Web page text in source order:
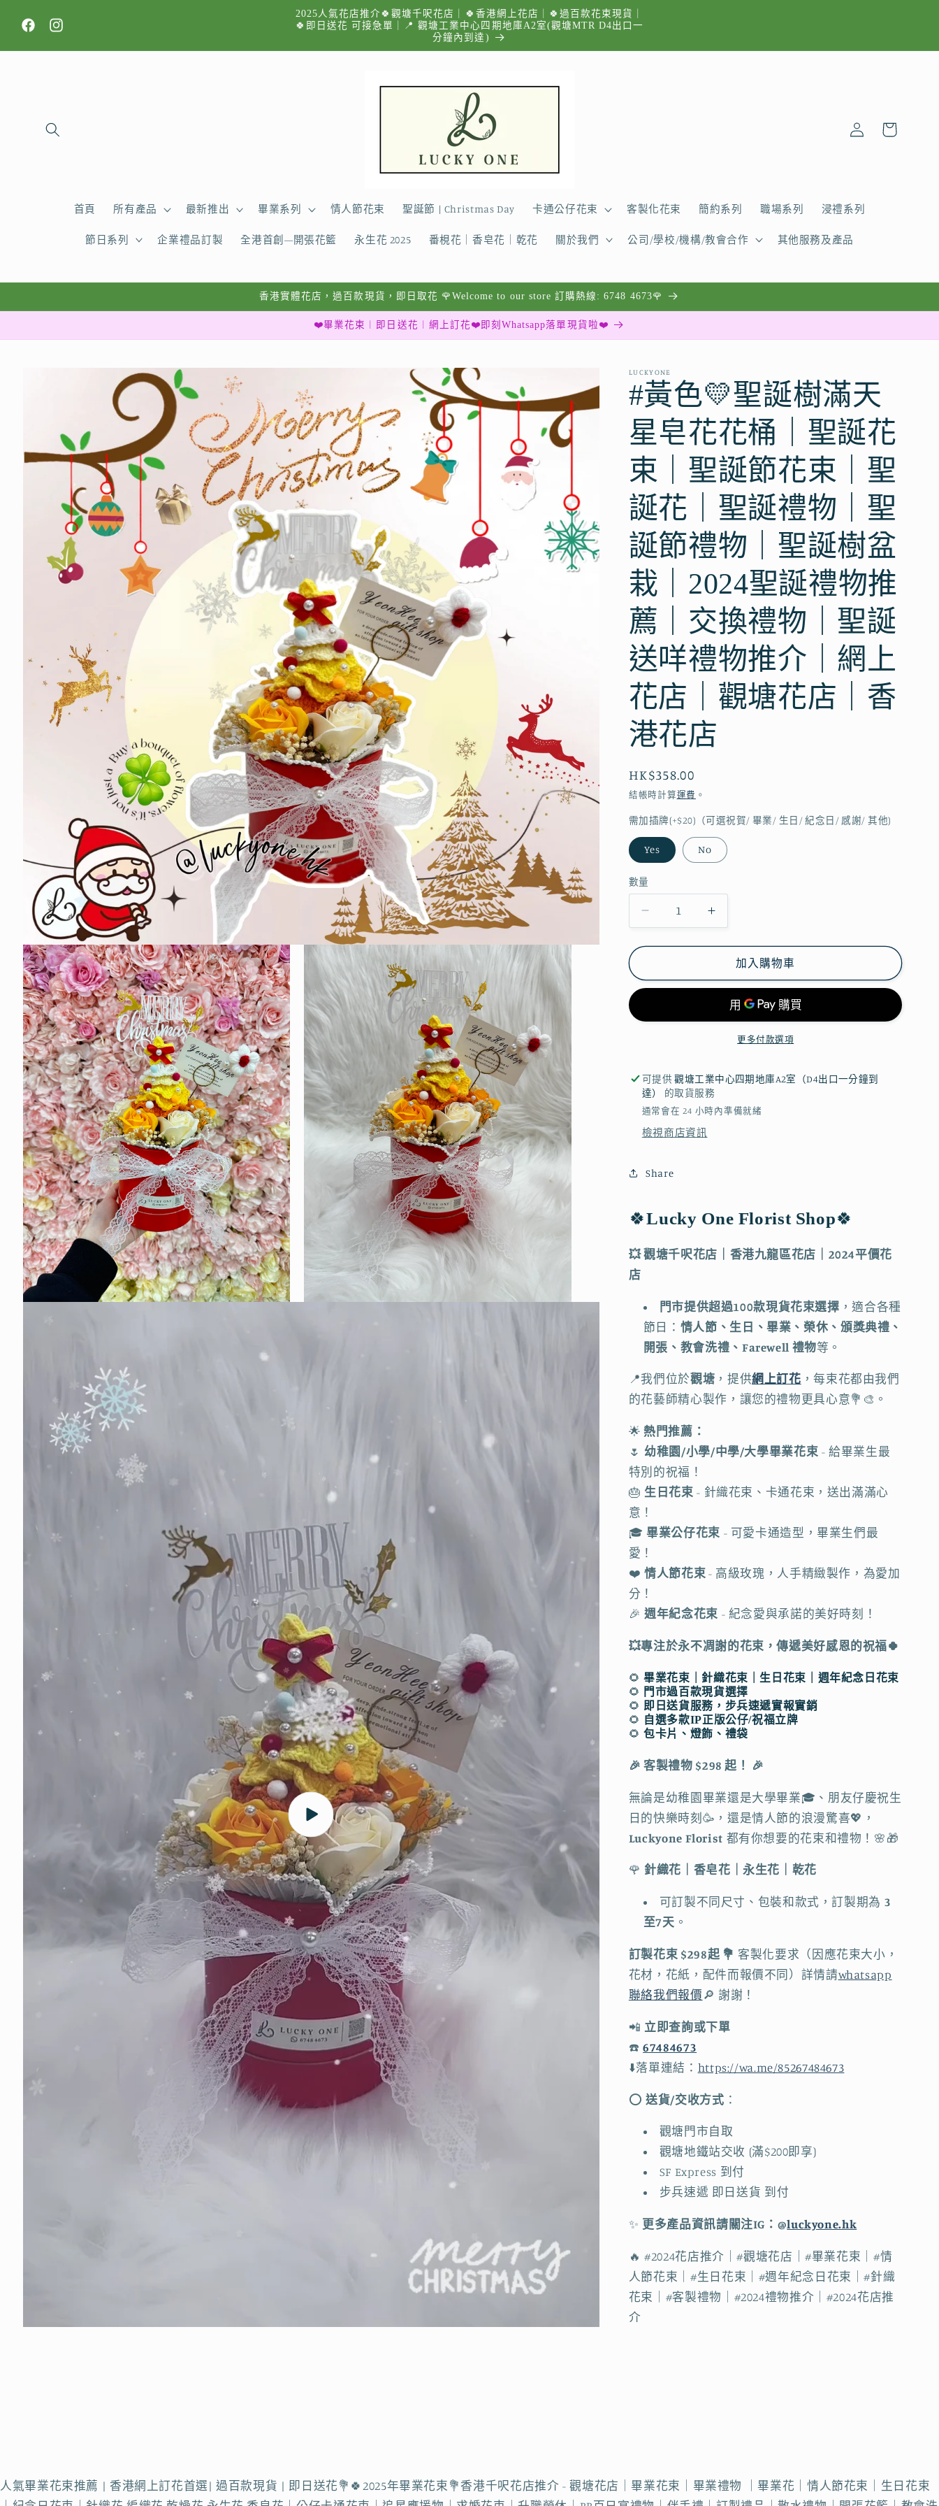
容
FacebookInstagram
2025人氣花店推介🍀觀塘千呎花店｜🍀香港網上花店｜🍀過百款花束現貨｜
🍀即日送花 可接急單｜📍 觀塘工業中心四期地庫A2室(觀塘MTR D4出口一
分鐘內到達)
首頁 所有產品 最新推出 畢業系列 情人節花束 聖誕節 | Christmas Day 卡通公仔花束 客製化花束 簡約系列 職場系列 浸禮系列
節日系列 企業禮品訂製 全港首創—開張花籃 永生花 2025 番梘花｜香皂花｜乾花 關於我們 公司/學校/機構/教會合作 其他服務及產品
登
入
物
香港實體花店，過百款現貨，即日取花 🌹Welcome to our store 訂購熱線: 6748 4673🌹
❤️畢業花束︱即日送花︱網上訂花❤️即刻Whatsapp落單現貨啦❤️
在
互
動
視
窗
中
開
啟
多
媒
體
檔
案
1
播
放
影
片
LUCKYONE
#黃色💛聖誕樹滿天
星皂花花桶｜聖誕花
束｜聖誕節花束｜聖
誕花｜聖誕禮物｜聖
誕節禮物｜聖誕樹盆
栽｜2024聖誕禮物推
薦｜交換禮物｜聖誕
送咩禮物推介｜網上
花店｜觀塘花店｜香
港花店
定
價
HK$358.00
結帳時計算運費 。
需加插牌(+$20)（可選祝賀/ 畢業/ 生日/ 紀念日/ 感謝/ 其他)
Yes No
數量
聖
樹
星
皂
花
｜
誕
束
誕
節
花
｜
聖
誕
花
｜
聖
誕
禮
物
｜
聖
誕
節
物
｜
聖
誕
樹
盆
栽
2024
聖
誕
物
｜
交
換
禮
物
｜
聖
誕
咩
物
推
介
｜
上
花
店
｜
觀
數
量
#
聖
樹
星
皂
誕
束
誕
節
花
｜
聖
花
｜
誕
物
聖
節
物
｜
聖
誕
樹
盆
栽
2024
聖
誕
物
薦
交
換
禮
物
｜
誕
咩
物
推
介
｜
上
花
店
｜
觀
數
量
加入購物車
更多付款選項
可提供觀塘工業中心四期地庫A2室（D4出口一分鐘到
達）
的取貨服務
通常會在 24 小時內準備就緒
檢視商店資訊
Share
🍀Lucky One Florist Shop🍀
💥 觀塘千呎花店｜香港九龍區花店｜2024平價花
店
門市提供超過100款現貨花束選擇 ，適合各種
節日： 情人節、生日、畢業、榮休、頒獎典禮、
開張、教會洗禮、Farewell 禮物等。
📍我們位於觀塘 ，提供網上訂花 ，每束花都由我們
的花藝師精心製作，讓您的禮物更具心意💐🎨。
🌟 熱門推薦：
🌷 幼稚園/小學/中學/大學畢業花束 - 給畢業生最
特別的祝福！
🎂 生日花束 - 針織花束、卡通花束，送出滿滿心
意！
🎓畢業公仔花束 - 可愛卡通造型，畢業生們最
愛！
❤️情人節花束 - 高級玫瑰，人手精緻製作，為愛加
分！
🎉週年紀念花束 - 紀念愛與承諾的美好時刻！
💥專注於永不凋謝的花束，傳遞美好感恩的祝福🍀
🌻畢業花束｜針織花束｜生日花束｜週年紀念日花束
🌻 門市過百款現貨選擇
🌻 即日送貨服務，步兵速遞實報實銷
🌻 自選多款IP正版公仔/祝福立牌
🌻包卡片、燈飾、禮袋
🎉 客製禮物 $298 起！ 🎉
無論是幼稚園畢業還是大學畢業🎓、朋友仔慶祝生
日的快樂時刻🥳，還是情人節的浪漫驚喜💖，
Luckyone Florist 都有你想要的花束和禮物！🌸🎁
🌹 針織花 ｜香皂花｜永生花｜乾花
可訂製不同尺寸、包裝和款式，訂製期為 3
至7天 。
訂製花束 $298起 💐 客製化要求（因應花束大小，
花材，花紙，配件而報價不同）詳情請whatsapp
聯絡我們報價 🔎 謝謝！
📲 立即查詢或下單
☎️67484673
⬇️落單連結： https://wa.me/85267484673
⭕️送貨/交收方式 ：
觀塘門市自取
觀塘地鐵站交收 (滿$200即享)
SF Express 到付
步兵速遞 即日送貨 到付
✨ 更多產品資訊請關注IG：@luckyone.hk
🔥 #2024花店推介｜#觀塘花店｜#畢業花束｜#情
人節花束｜#生日花束｜#週年紀念日花束｜#針織
花束｜#客製禮物｜#2024禮物推介｜#2024花店推
介
人氣畢業花束推薦 | 香港網上訂花首選| 過百款現貨 | 即日送花💐🍀2025年畢業花束💐香港千呎花店推介 - 觀塘花店｜畢業花束｜畢業禮物 ｜畢業花｜情人節花束｜生日花束